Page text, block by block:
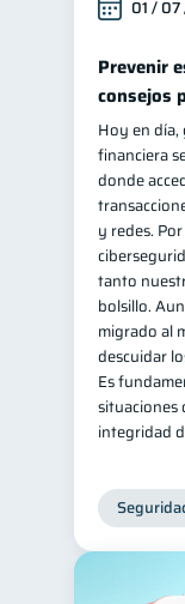
01 /
Prevenir
consejos
Hoy en
financiera
donde
y redes.
tanto
bolsillo.
migrado al
descuidar
Es
situaciones
integridad